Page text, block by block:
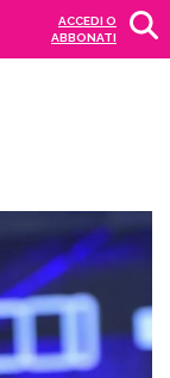
ACCEDI O
ABBONATI